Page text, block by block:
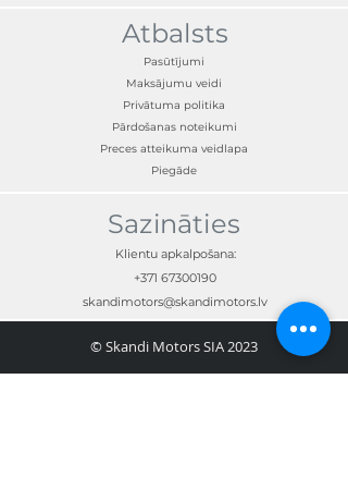
Atbalsts
Pasūtījumi
Maksājumu veidi
Privātuma politika
Pārdošanas noteikumi
Preces atteikuma veidlapa
Piegāde
Sazināties
Klientu apkalpošana:
+371 67300190
skandimotors@skandimotors.lv
© Skandi Motors SIA 2023